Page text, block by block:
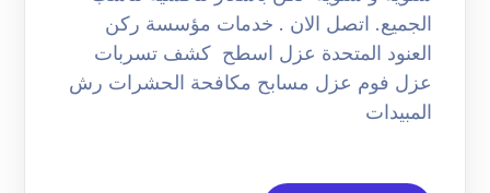
الجميع. اتصل الان . خدمات مؤسسة ركن
العنود المتحدة عزل اسطح كشف تسربات
عزل فوم عزل مسابح مكافحة الحشرات رش
المبيدات